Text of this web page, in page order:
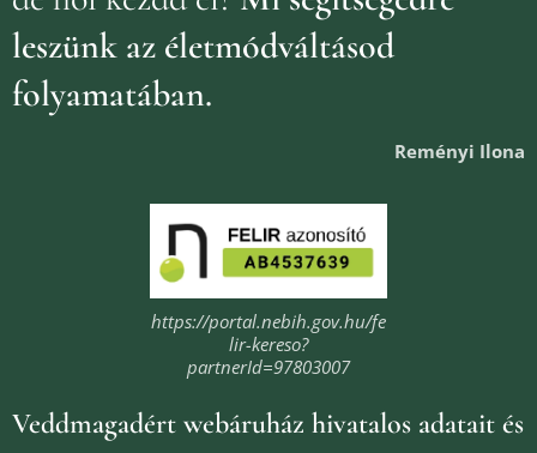
leszünk az életmódváltásod
folyamatában.
Reményi Ilona
https://portal.nebih.gov.hu/fe
lir-kereso?
partnerId=97803007
Veddmagadért webáruház hivatalos adatait és